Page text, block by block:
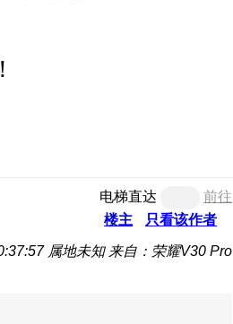
电梯直达
前往
楼主
只看该作者
属地未知 来自：荣耀V30 Pro